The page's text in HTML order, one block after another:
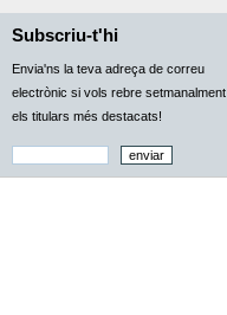
Subscriu-t'hi
Envia'ns la teva adreça de correu
electrònic si vols rebre setmanalment
els titulars més destacats!